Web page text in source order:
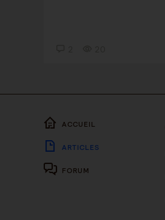
ACCUEIL
ARTICLES
FORUM